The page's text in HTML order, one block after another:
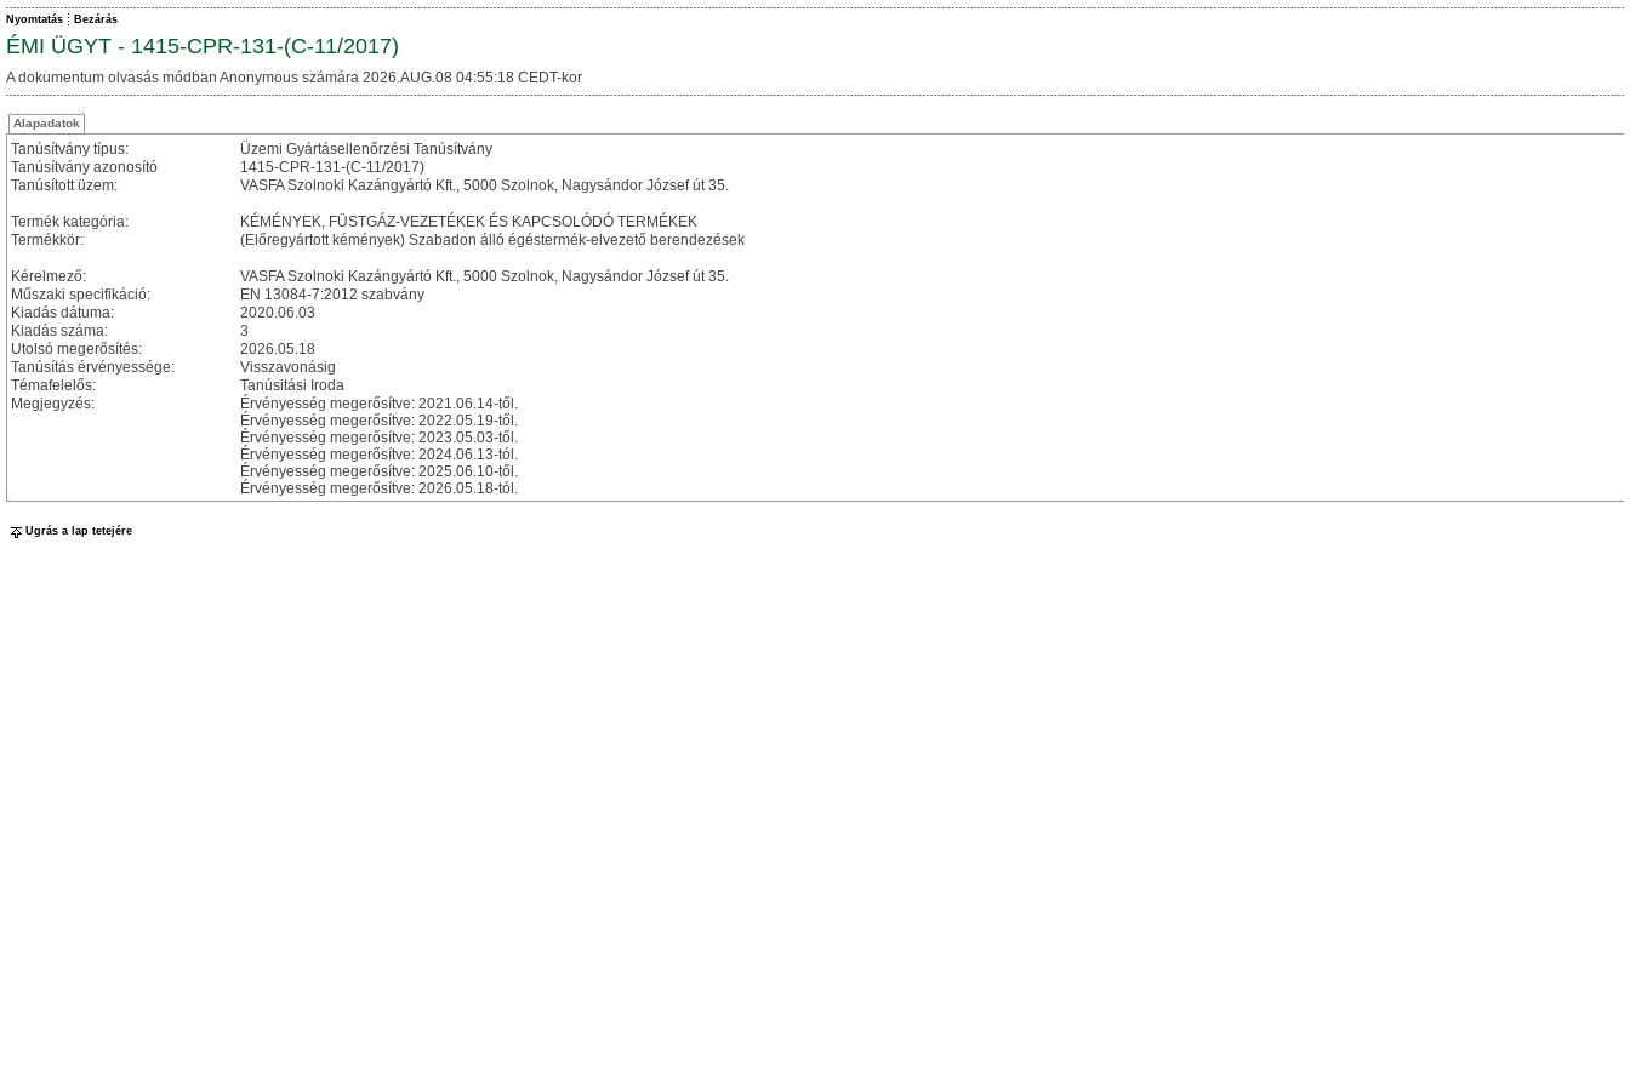
Nyomtatás Bezárás
ÉMI ÜGYT - 1415-CPR-131-(C-11/2017)
A dokumentum olvasás módban Anonymous számára 2026.AUG.08 04:55:18 CEDT-kor
Alapadatok
Tanúsítvány típus:
Üzemi Gyártásellenőrzési Tanúsítvány
Tanúsítvány azonosító
1415-CPR-131-(C-11/2017)
Tanúsított üzem:
VASFA Szolnoki Kazángyártó Kft., 5000 Szolnok, Nagysándor József út 35.
Termék kategória:
KÉMÉNYEK, FÜSTGÁZ-VEZETÉKEK ÉS KAPCSOLÓDÓ TERMÉKEK
Termékkör:
(Előregyártott kémények) Szabadon álló égéstermék-elvezető berendezések
Kérelmező:
VASFA Szolnoki Kazángyártó Kft., 5000 Szolnok, Nagysándor József út 35.
Műszaki specifikáció:
EN 13084-7:2012 szabvány
Kiadás dátuma:
2020.06.03
Kiadás száma:
3
Utolsó megerősítés:
2026.05.18
Tanúsítás érvényessége:
Visszavonásig
Témafelelős:
Tanúsitási Iroda
Megjegyzés:
Érvényesség megerősítve: 2021.06.14-től.
Érvényesség megerősítve: 2022.05.19-től.
Érvényesség megerősítve: 2023.05.03-től.
Érvényesség megerősítve: 2024.06.13-tól.
Érvényesség megerősítve: 2025.06.10-től.
Érvényesség megerősítve: 2026.05.18-tól.
Ugrás a lap tetejére